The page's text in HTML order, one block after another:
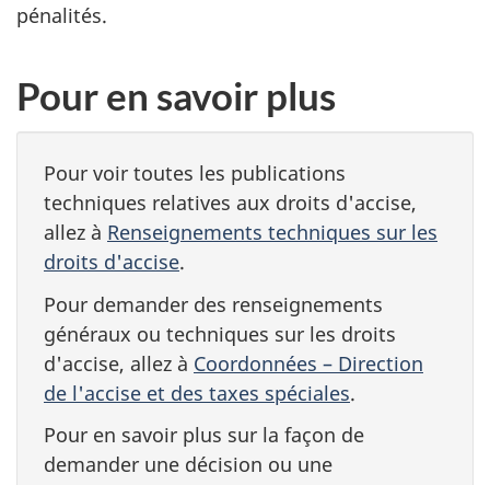
pénalités.
Pour en savoir plus
Pour voir toutes les publications
techniques relatives aux droits d'accise,
allez à Renseignements techniques sur les
droits d'accise.
Pour demander des renseignements
généraux ou techniques sur les droits
d'accise, allez à Coordonnées – Direction
de l'accise et des taxes spéciales.
Pour en savoir plus sur la façon de
demander une décision ou une